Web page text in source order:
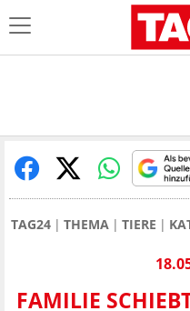
TAG24 THEMA TIERE
FAMILIE